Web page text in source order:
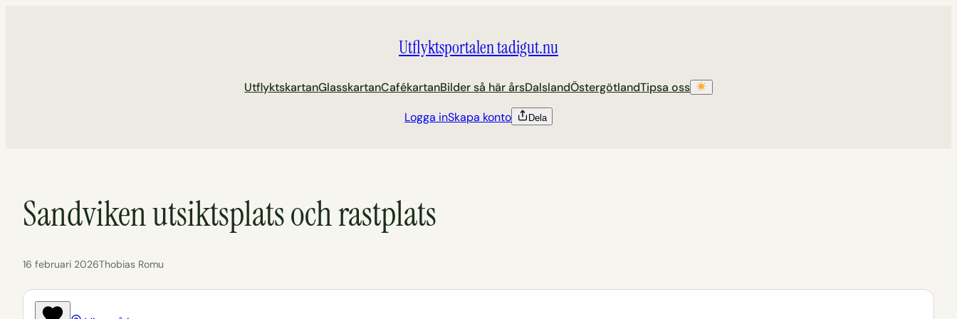
Utflyktsportalen tadigut.nu
UtflyktskartanGlasskartanCafékartanBilder så här årsDalslandÖstergötlandTipsa oss
Logga inSkapa konto Dela
Sandviken utsiktsplats och rastplats
16 februari 2026Thobias Romu